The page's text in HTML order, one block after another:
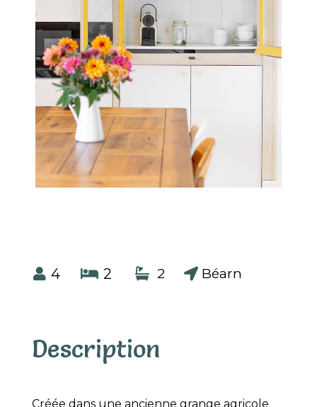
 4  2  2  Béarn
Description
Créée dans une ancienne grange agricole